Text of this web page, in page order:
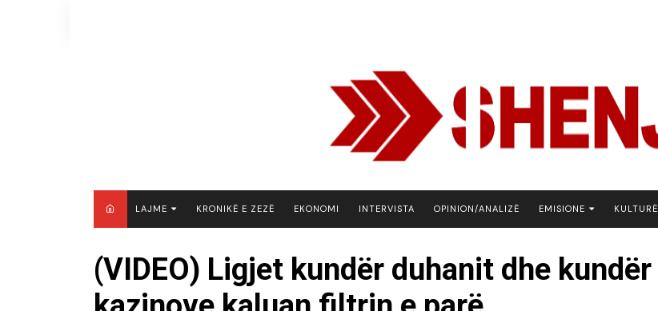
LAJME
KOSOVË
SHQIPËRI
KRONIKË E ZEZË EKONOMI INTERVISTA OPINION/ANALIZË EMISIONE
BOTA NE FOKUS
KULTURË
(VIDEO) Ligjet kundër duhanit dhe kundër